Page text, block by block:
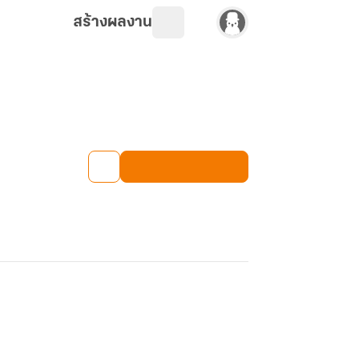
สร้างผลงาน